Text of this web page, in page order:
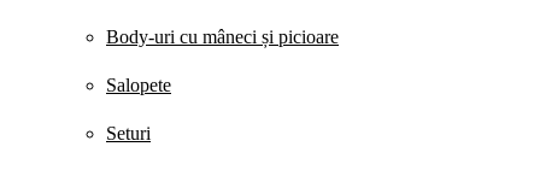
Body-uri cu mâneci și picioare
Salopete
Seturi